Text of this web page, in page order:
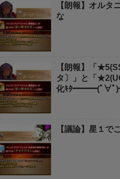
【朗報】オルタ
な
【朗報】「
タ〕」と「
化ｷﾀ━━━(ﾟ∀
【議論】星１で